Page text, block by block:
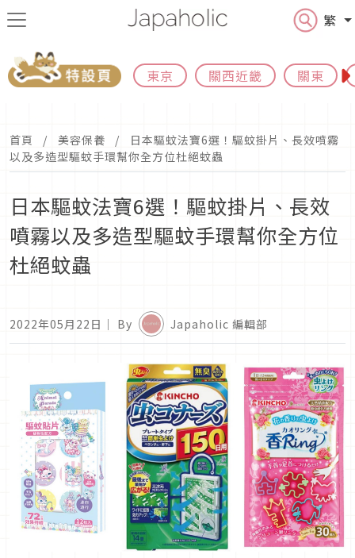
繁
東京 關西近畿 關東
首頁 美容保養
日本驅蚊法寶6選！驅蚊掛片、長效噴霧
以及多造型驅蚊手環幫你全方位杜絕蚊蟲
日本驅蚊法寶6選！驅蚊掛片、長效
噴霧以及多造型驅蚊手環幫你全方位
杜絕蚊蟲
2022年05月22日 ｜ By Japaholic 編輯部